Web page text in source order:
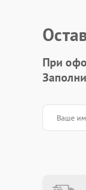
Замена
Замена
При